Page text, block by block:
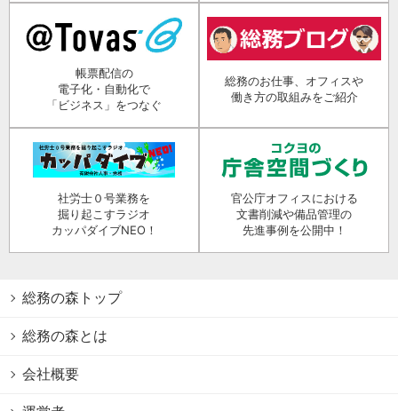
帳票配信の
電子化・自動化で
「ビジネス」をつなぐ
総務のお仕事、オフィスや
働き方の取組みをご紹介
社労士０号業務を
掘り起こすラジオ
カッパダイブNEO！
官公庁オフィスにおける
文書削減や備品管理の
先進事例を公開中！
総務の森トップ
総務の森とは
会社概要